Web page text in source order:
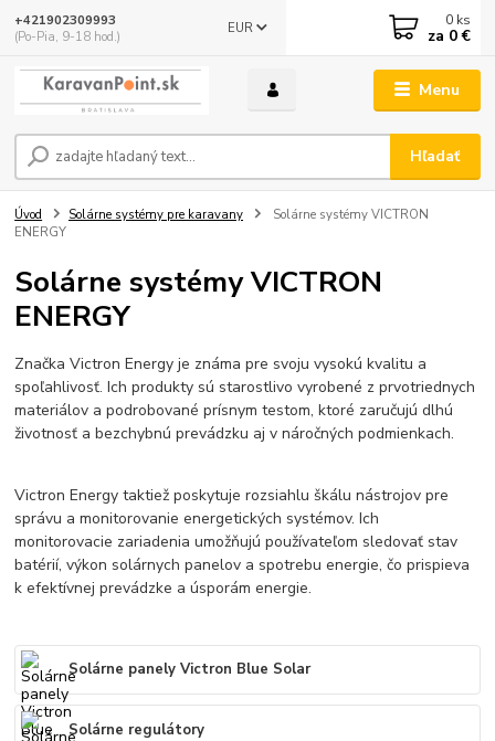
Menu
EUR
Hľadať
+421902309993
(Po-Pia, 9-18 hod.)
0 ks
za 0 €
Úvod Solárne systémy pre karavany
Solárne systémy VICTRON
ENERGY
Solárne systémy VICTRON
ENERGY
Značka Victron Energy je známa pre svoju vysokú kvalitu a
spoľahlivosť. Ich produkty sú starostlivo vyrobené z prvotriednych
materiálov a podrobované prísnym testom, ktoré zaručujú dlhú
životnosť a bezchybnú prevádzku aj v náročných podmienkach.
Victron Energy taktiež poskytuje rozsiahlu škálu nástrojov pre
správu a monitorovanie energetických systémov. Ich
monitorovacie zariadenia umožňujú používateľom sledovať stav
batérií, výkon solárnych panelov a spotrebu energie, čo prispieva
k efektívnej prevádzke a úsporám energie.
Solárne panely Victron Blue Solar
Solárne regulátory